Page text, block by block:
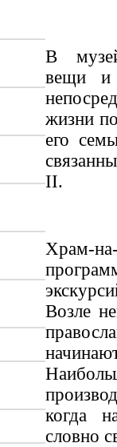
В
вещи и
жизни
его
II.
Храм-
Возле
когда
словно